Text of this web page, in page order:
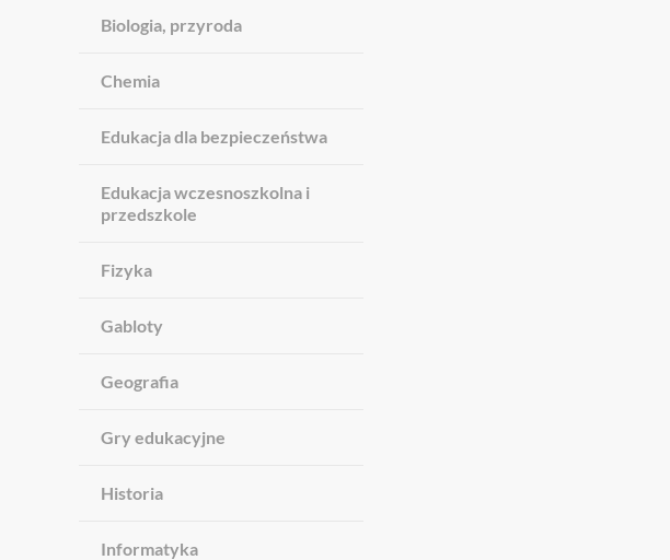
Biologia, przyroda
Chemia
Edukacja dla bezpieczeństwa
Edukacja wczesnoszkolna i
przedszkole
Fizyka
Gabloty
Geografia
Gry edukacyjne
Historia
Informatyka